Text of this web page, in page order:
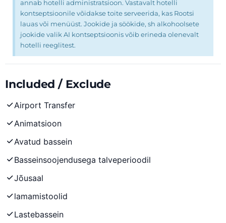
annab hotelli administratsioon. Vastavalt hotelli
kontseptsioonile võidakse toite serveerida, kas Rootsi
lauas või menüüst. Jookide ja söökide, sh alkohoolsete
jookide valik AI kontseptsioonis võib erineda olenevalt
hotelli reeglitest.
Included / Exclude
Airport Transfer
Animatsioon
Avatud bassein
Basseinsoojendusega talveperioodil
Jõusaal
lamamistoolid
Lastebassein